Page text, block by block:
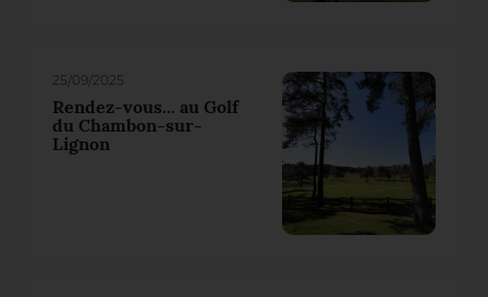
25/09/2025
Rendez-vous... au Golf
du Chambon-sur-
Lignon